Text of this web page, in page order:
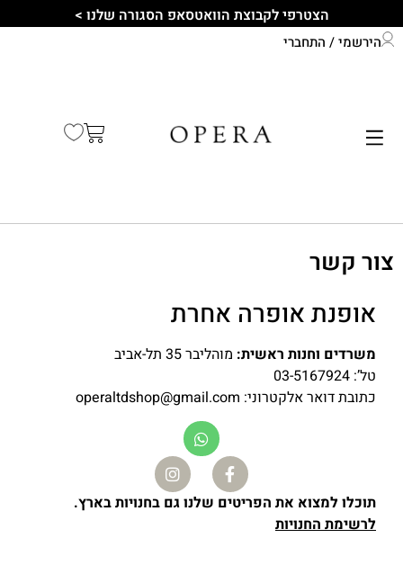
הצטרפי לקבוצת הוואטסאפ הסגורה שלנו >
הירשמי / התחברי
צור קשר
אופנת אופרה אחרת
משרדים וחנות ראשית: מוהליבר 35 תל-אביב
טל’: 03-5167924
כתובת דואר אלקטרוני: operaltdshop@gmail.com
תוכלו למצוא את הפריטים שלנו גם בחנויות בארץ.
לרשימת החנויות